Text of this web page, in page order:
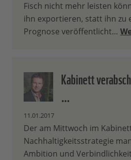
Fisch nicht mehr leisten
ihn exportieren, statt ihn zu
Prognose veröffentlicht…
Kabinett
…
11.01.2017
Der am Mittwoch im
Nachhaltigkeitsstrategie
Ambition und